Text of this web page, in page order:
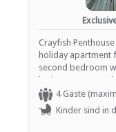
Fitnessstudio
Parkplatz
Rezeption
Sicherheit
Schwimmbad
Crayfish
holiday apartment
second bedroom
bathrooms serve
fixtures and
kitchen supports
televisions and
4 Gäste
Kinder sind in